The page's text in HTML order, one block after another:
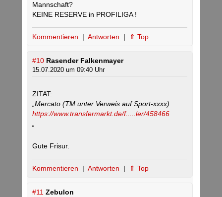
Mannschaft?
KEINE RESERVE in PROFILIGA !
Kommentieren | Antworten | ⇑ Top
#10 Rasender Falkenmayer
15.07.2020 um 09:40 Uhr
ZITAT:
„Mercato (TM unter Verweis auf Sport-xxxx)
https://www.transfermarkt.de/f.....ler/458466
Gute Frisur.
Kommentieren | Antworten | ⇑ Top
#11 Zebulon